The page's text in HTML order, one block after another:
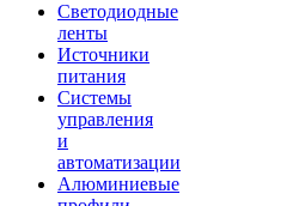
Светодиодные
ленты
Источники
питания
Системы
управления
и
автоматизации
Алюминиевые